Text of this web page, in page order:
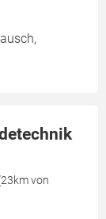
von